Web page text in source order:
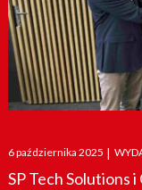
Posted
on
6 października 2025 |
SP Tech Solutions